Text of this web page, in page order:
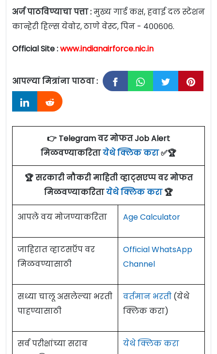
अर्ज पाठविण्याचा पत्ता : मुख्य गार्ड कक्ष, हवाई दल स्टेशन
कान्हेरी हिल्स येवोर, ठाणे वेस्ट, पिन - ४००६०६.
Official Site : www.indianairforce.nic.in
आपल्या मित्रांना पाठवा :
👉 Telegram वर मोफत Job Alert
मिळवण्याकरिता येथे क्लिक करा ✅🏆
🏆 सरकारी नौकरी माहिती व्हाट्सएप्प वर मोफत
मिळवण्याकरिता येथे क्लिक करा 🏆
आपले वय मोजण्याकरिता Age Calculator
जाहिरात व्हाटसऍप वर
मिळवण्यासाठी
Official WhatsApp
Channel
सध्या चालू असलेल्या भरती
पाहण्यासाठी
वर्तमान भरती (येथे
क्लिक करा)
सर्व परीक्षांच्या सराव
येथे क्लिक करा